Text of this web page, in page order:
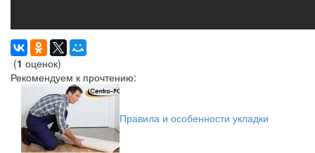
(1 оценок)
Рекомендуем к прочтению:
Правила и особенности укладки